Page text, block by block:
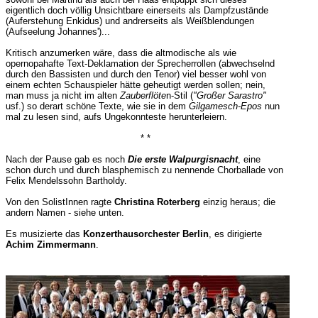
eigentlich doch völlig Unsichtbare einerseits als Dampfzustände
(Auferstehung Enkidus) und andrerseits als Weißblendungen
(Aufseelung Johannes')...
Kritisch anzumerken wäre, dass die altmodische als wie
opernopahafte Text-Deklamation der Sprecherrollen (abwechselnd
durch den Bassisten und durch den Tenor) viel besser wohl von
einem echten Schauspieler hätte geheutigt werden sollen; nein,
man muss ja nicht im altenZauberflöten-Stil ("Großer Sarastro"
usf.) so derart schöne Texte, wie sie in dem Gilgamesch-Epos nun
mal zu lesen sind, aufs Ungekonnteste herunterleiern.
* *
Nach der Pause gab es noch Die erste Walpurgisnacht, eine
schon durch und durch blasphemisch zu nennende Chorballade von
Felix Mendelssohn Bartholdy.
Von den SolistInnen ragte Christina Roterberg einzig heraus; die
andern Namen - siehe unten.
Es musizierte das Konzerthausorchester Berlin, es dirigierte
Achim Zimmermann.